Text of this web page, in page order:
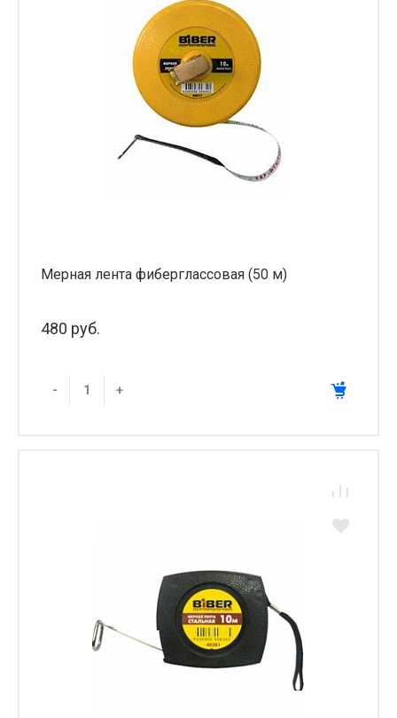
Мерная лента фиберглассовая (50 м)
480 руб.
- +